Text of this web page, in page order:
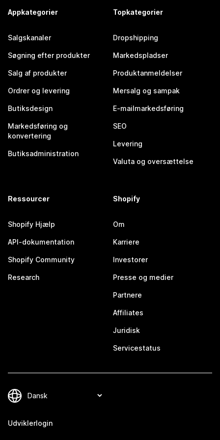
Appkategorier
Salgskanaler
Søgning efter produkter
Salg af produkter
Ordrer og levering
Butiksdesign
Markedsføring og
konvertering
Butiksadministration
Topkategorier
Dropshipping
Markedspladser
Produktanmeldelser
Mersalg og sampak
E-mailmarkedsføring
SEO
Levering
Valuta og oversættelse
Ressourcer
Shopify Hjælp
API-dokumentation
Shopify Community
Research
Shopify
Om
Karriere
Investorer
Presse og medier
Partnere
Affiliates
Juridisk
Servicestatus
Udviklerlogin